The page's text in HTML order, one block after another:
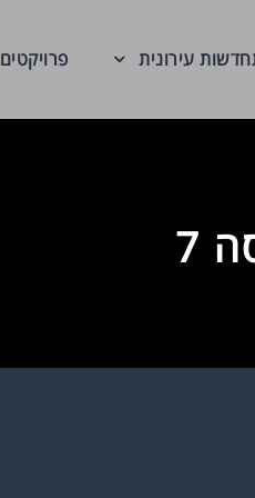
פרויקטים עירונית
7